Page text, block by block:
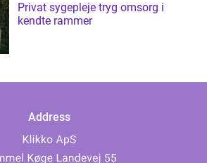
Privat sygepleje tryg omsorg i
kendte rammer
Address